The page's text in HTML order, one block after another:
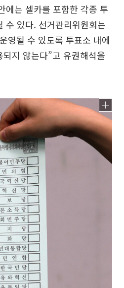
에는 셀카를 포함한 각종 투
수 있다. 선거관리위원회는
영될 수 있도록 투표소 내에
지 않는다”고 유권해석을